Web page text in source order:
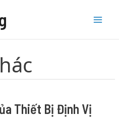
Thiết Bị Định Vị